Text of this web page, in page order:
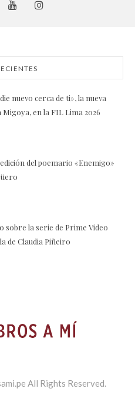
nuevo cerca de ti», la nueva
en la FIL Lima 2026
del poemario «Enemigo»
sobre la serie de Prime Video
de Claudia Piñeiro
All Rights Reserved.